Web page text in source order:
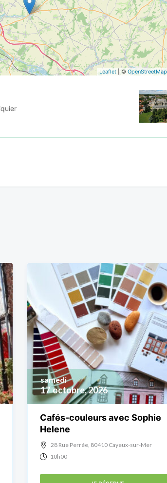
Leaflet| © OpenStreetMap
17 octobre, 2026
samedi
Cafés-couleurs avec Sophie
Helene
28 Rue Perrée, 80410 Cayeux-sur-Mer
10h00